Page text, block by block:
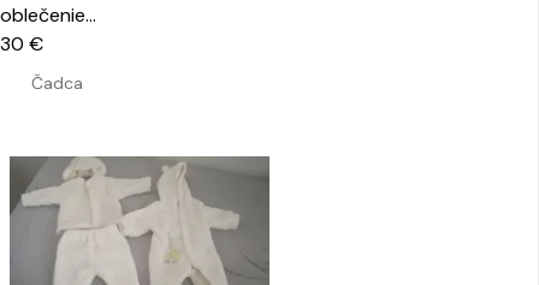
oblečenie…
Čadca
30 €